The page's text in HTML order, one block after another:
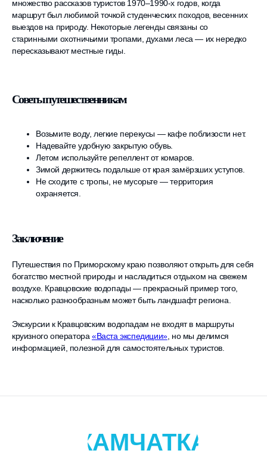
множество рассказов туристов 1970–1990-х годов, когда
маршрут был любимой точкой студенческих походов, весенних
выездов на природу. Некоторые легенды связаны со
старинными охотничьими тропами, духами леса — их нередко
пересказывают местные гиды.
Советы путешественникам
Возьмите воду, легкие перекусы — кафе поблизости нет.
Надевайте удобную закрытую обувь.
Летом используйте репеллент от комаров.
Зимой держитесь подальше от края замёрзших уступов.
Не сходите с тропы, не мусорьте — территория
охраняется.
Заключение
Путешествия по Приморскому краю позволяют открыть для себя
богатство местной природы и насладиться отдыхом на свежем
воздухе. Кравцовские водопады — прекрасный пример того,
насколько разнообразным может быть ландшафт региона.
Экскурсии к Кравцовским водопадам не входят в маршруты
круизного оператора «Васта экспедиции», но мы делимся
информацией, полезной для самостоятельных туристов.
КАМЧАТКА